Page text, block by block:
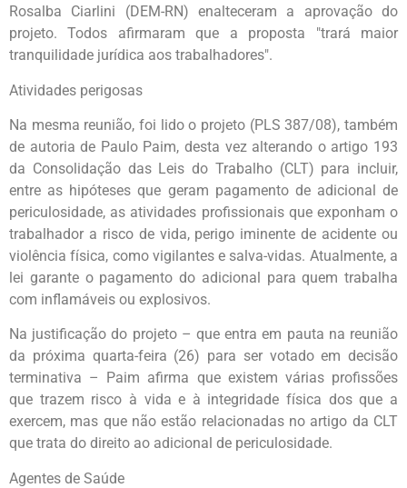
Rosalba Ciarlini (DEM-RN) enalteceram a aprovação do
projeto. Todos afirmaram que a proposta "trará maior
tranquilidade jurídica aos trabalhadores".
Atividades perigosas
Na mesma reunião, foi lido o projeto (PLS 387/08), também
de autoria de Paulo Paim, desta vez alterando o artigo 193
da Consolidação das Leis do Trabalho (CLT) para incluir,
entre as hipóteses que geram pagamento de adicional de
periculosidade, as atividades profissionais que exponham o
trabalhador a risco de vida, perigo iminente de acidente ou
violência física, como vigilantes e salva-vidas. Atualmente, a
lei garante o pagamento do adicional para quem trabalha
com inflamáveis ou explosivos.
Na justificação do projeto – que entra em pauta na reunião
da próxima quarta-feira (26) para ser votado em decisão
terminativa – Paim afirma que existem várias profissões
que trazem risco à vida e à integridade física dos que a
exercem, mas que não estão relacionadas no artigo da CLT
que trata do direito ao adicional de periculosidade.
Agentes de Saúde